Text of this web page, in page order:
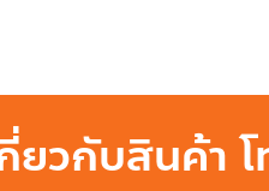
วกับสินค้า